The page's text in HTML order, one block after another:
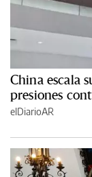
China escala
presiones
elDiarioAR